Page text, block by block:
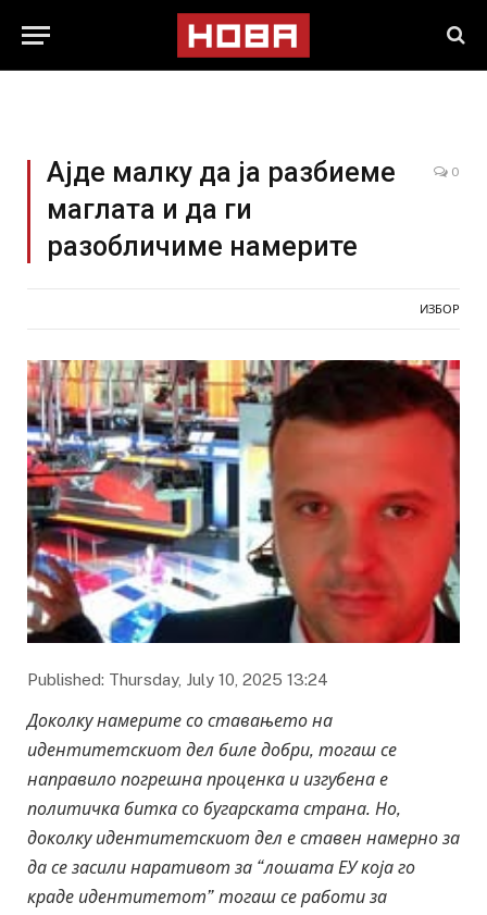
Ајде малку да ја разбиеме
маглата и да ги
разобличиме намерите
0
ИЗБОР
Published: Thursday, July 10, 2025 13:24
Доколку намерите со ставањето на
идентитетскиот дел биле добри, тогаш се
направило погрешна проценка и изгубена е
политичка битка со бугарската страна. Но,
доколку идентитетскиот дел е ставен намерно за
да се засили наративот за “лошата ЕУ која го
краде идентитетот” тогаш се работи за